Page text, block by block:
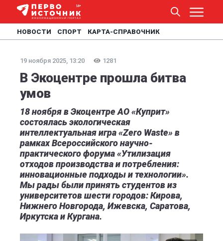
НОВОСТИ СПОРТ КАРТА-СПРАВОЧНИК
19 ноября 2025, 13:20 1281
В Экоцентре прошла битва
умов
18 ноября в Экоцентре АО «Куприт»
состоялась экологическая
интеллектуальная игра «Zero Waste» в
рамках Всероссийского научно-
практического форума «Утилизация
отходов производства и потребления:
инновационные подходы и технологии».
Мы рады были принять студентов из
университетов шести городов: Кирова,
Нижнего Новгорода, Ижевска, Саратова,
Иркутска и Кургана.